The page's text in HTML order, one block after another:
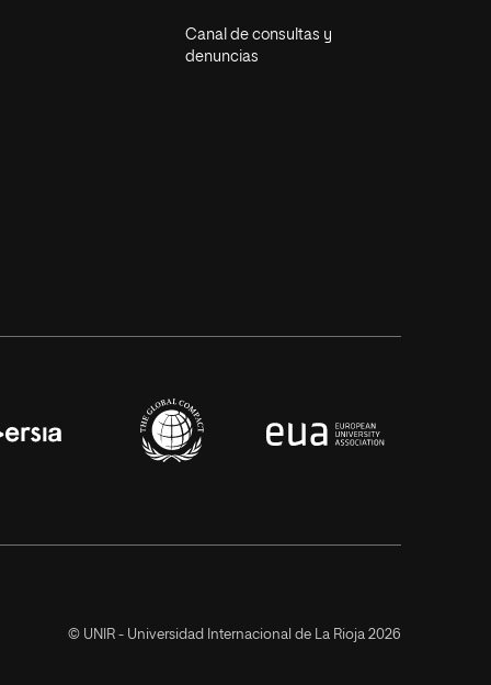
Canal de consultas y
denuncias
© UNIR - Universidad Internacional de La Rioja 2026